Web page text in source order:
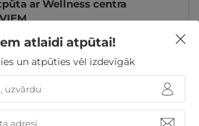
ar Wellness centra
Hotel by Semarah ★ ★ ★ ★
GRIBU
atlaidi atpūtai!
un atpūties vēl izdevīgāk